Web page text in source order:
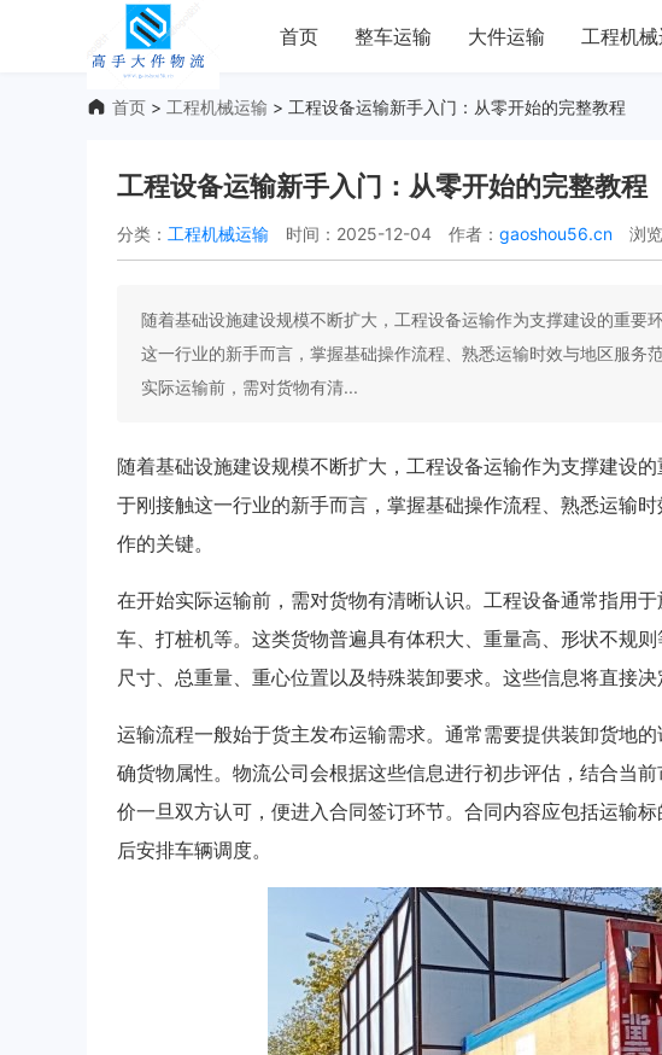
首页 整车运输 大件运输 工程机
首页 > 工程机械运输 > 工程设备运输新手入门：从零开始的完整教程
工程设备运输新手入门：从零开始的完整教程
分类： 工程机械运输 时间：2025-12-04 作者： gaoshou56.cn 浏
随着基础设施建设规模不断扩大，工程设备运输作为支撑建设的重要
这一行业的新手而言，掌握基础操作流程、熟悉运输时效与地区服
实际运输前，需对货物有清...
随着基础设施建设规模不断扩大，工程设备运输作为支撑建设
于刚接触这一行业的新手而言，掌握基础操作流程、熟悉运输
作的关键。
在开始实际运输前，需对货物有清晰认识。工程设备通常指用
车、打桩机等。这类货物普遍具有体积大、重量高、形状不规
尺寸、总重量、重心位置以及特殊装卸要求。这些信息将直接
运输流程一般始于货主发布运输需求。通常需要提供装卸货地
确货物属性。物流公司会根据这些信息进行初步评估，结合当
价一旦双方认可，便进入合同签订环节。合同内容应包括运输
后安排车辆调度。